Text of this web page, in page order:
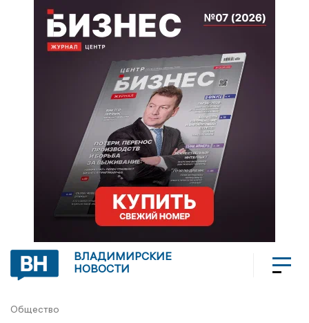
ВЛАДИМИРСКИЕ
НОВОСТИ
Общество